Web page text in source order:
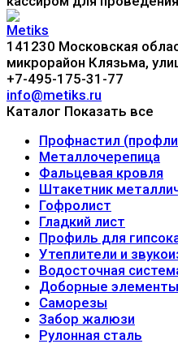
141230 Московская
микрорайон Клязьма,
+7-495-175-31-77
info@metiks.ru
Каталог Показать все
Профнастил
Металлочерепица
Фальцевая кровля
Штакетник
Гофролист
Гладкий лист
Профиль для
Утеплители и
Водосточная
Доборные элементы
Саморезы
Забор жалюзи
Рулонная сталь